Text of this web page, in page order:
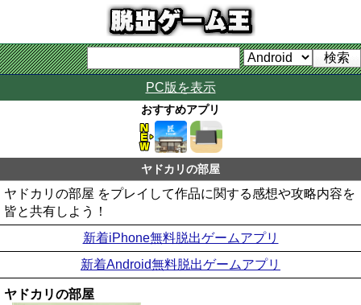
PC版を表示
おすすめアプリ
ヤドカリの部屋
ヤドカリの部屋 をプレイして作品に関する感想や攻略内容を
皆と共有しよう！
新着iPhone無料脱出ゲームアプリ
新着Android無料脱出ゲームアプリ
ヤドカリの部屋